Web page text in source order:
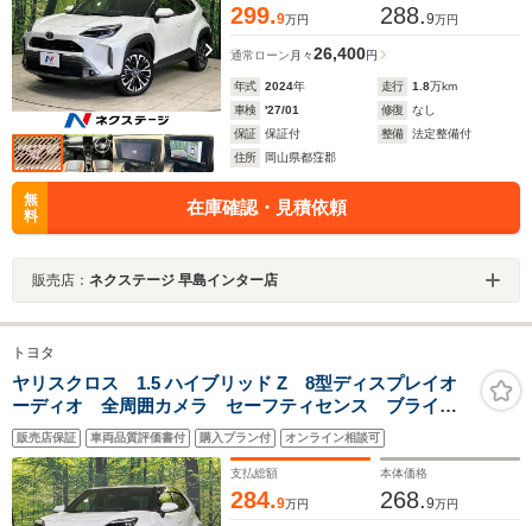
299.9万円 288.9万円
通常ローン 月々26,400円
年式 2024年 走行 1.8万km
車検
'27/01 修復
なし
保証
保証付 整備
法定整備付
住所
岡山県都窪郡
無
料
在庫確認・見積依頼
販売店： ネクステージ 早島インター店
トヨタ
ヤリスクロス 1.5 ハイブリッド Z 8型ディスプレイオ
ーディオ 全周囲カメラ セーフティセンス ブライン
ドスポットモニター レーダークルーズ LEDヘッドラ
イト クリアランスソナー 純正18インチAW シートヒ
ーター ETC
販売店保証 車両品質評価書付 購入プラン付 オンライン相談可
支払総額
284.9万円
本体価格
268.9万円